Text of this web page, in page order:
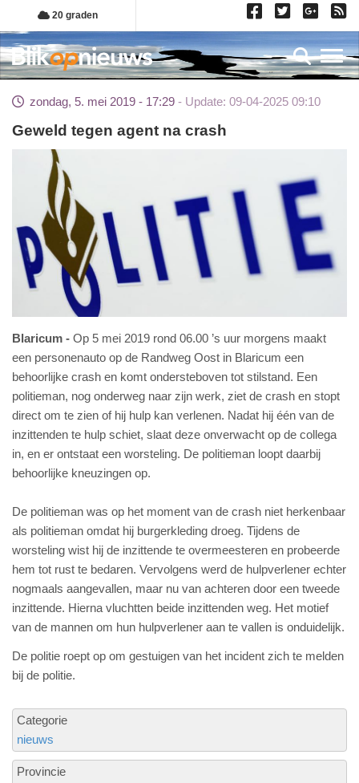
Overslaan
en
naar
de
gaan
20 graden
zondag, 5. mei 2019 - 17:29 Update: 09-04-2025 09:10
Geweld tegen agent na crash
Blaricum
Op 5 mei 2019 rond 06.00 ’s uur morgens maakt
een personenauto op de Randweg Oost in Blaricum een
behoorlijke crash en komt ondersteboven tot stilstand. Een
politieman, nog onderweg naar zijn werk, ziet de crash en stopt
direct om te zien of hij hulp kan verlenen. Nadat hij één van de
inzittenden te hulp schiet, slaat deze onverwacht op de collega
in, en er ontstaat een worsteling. De politieman loopt daarbij
behoorlijke kneuzingen op.
De politieman was op het moment van de crash niet herkenbaar
als politieman omdat hij burgerkleding droeg. Tijdens de
worsteling wist hij de inzittende te overmeesteren en probeerde
hem tot rust te bedaren. Vervolgens werd de hulpverlener echter
nogmaals aangevallen, maar nu van achteren door een tweede
inzittende. Hierna vluchtten beide inzittenden weg. Het motief
van de mannen om hun hulpverlener aan te vallen is onduidelijk.
De politie roept op om gestuigen van het incident zich te melden
bij de politie.
Categorie
nieuws
Provincie